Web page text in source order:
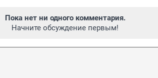
Пока нет ни одного комментария.
Начните обсуждение первым!